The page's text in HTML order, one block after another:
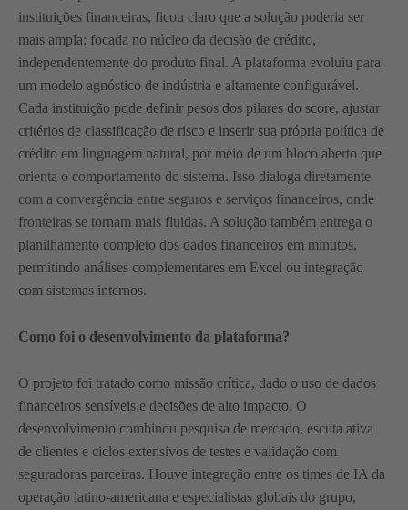
instituições financeiras, ficou claro que a solução poderia ser
mais ampla: focada no núcleo da decisão de crédito,
independentemente do produto final. A plataforma evoluiu para
um modelo agnóstico de indústria e altamente configurável.
Cada instituição pode definir pesos dos pilares do score, ajustar
critérios de classificação de risco e inserir sua própria política de
crédito em linguagem natural, por meio de um bloco aberto que
orienta o comportamento do sistema. Isso dialoga diretamente
com a convergência entre seguros e serviços financeiros, onde
fronteiras se tornam mais fluidas. A solução também entrega o
planilhamento completo dos dados financeiros em minutos,
permitindo análises complementares em Excel ou integração
com sistemas internos.
Como foi o desenvolvimento da plataforma?
O projeto foi tratado como missão crítica, dado o uso de dados
financeiros sensíveis e decisões de alto impacto. O
desenvolvimento combinou pesquisa de mercado, escuta ativa
de clientes e ciclos extensivos de testes e validação com
seguradoras parceiras. Houve integração entre os times de IA da
operação latino-americana e especialistas globais do grupo,